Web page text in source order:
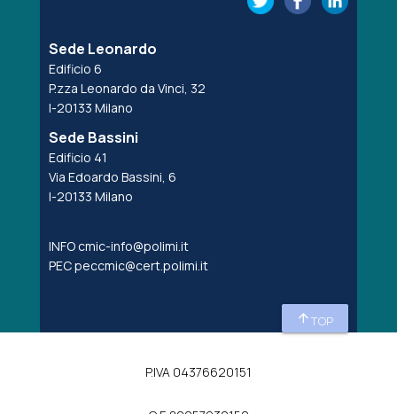
Sede Leonardo
Edificio 6
P.zza Leonardo da Vinci, 32
I-20133 Milano
Sede Bassini
Edificio 41
Via Edoardo Bassini, 6
I-20133 Milano
INFO cmic-info@polimi.it
PECpeccmic@cert.polimi.it
arrow_upwardTOP
P.IVA 04376620151